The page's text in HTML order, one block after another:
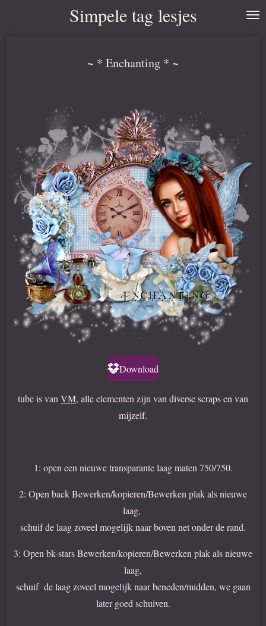
Simpele tag lesjes
~ * Enchanting * ~
Download
tube is van VM, alle elementen zijn van diverse scraps en van
mijzelf.
1: open een nieuwe transparante laag maten 750/750.
2: Open back Bewerken/kopieren/Bewerken plak als nieuwe
laag,
schuif de laag zoveel mogelijk naar boven net onder de rand.
3: Open bk-stars Bewerken/kopieren/Bewerken plak als nieuwe
laag,
schuif de laag zoveel mogelijk naar beneden/midden, we gaan
later goed schuiven.